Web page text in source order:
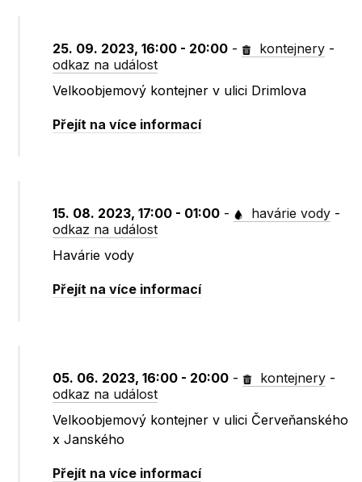
25. 09. 2023, 16:00 - 20:00 - kontejnery -
odkaz na událost
Velkoobjemový kontejner v ulici Drimlova
Přejít na více informací
15. 08. 2023, 17:00 - 01:00 - havárie vody -
odkaz na událost
Havárie vody
Přejít na více informací
05. 06. 2023, 16:00 - 20:00 - kontejnery -
odkaz na událost
Velkoobjemový kontejner v ulici Červeňanského
x Janského
Přejít na více informací